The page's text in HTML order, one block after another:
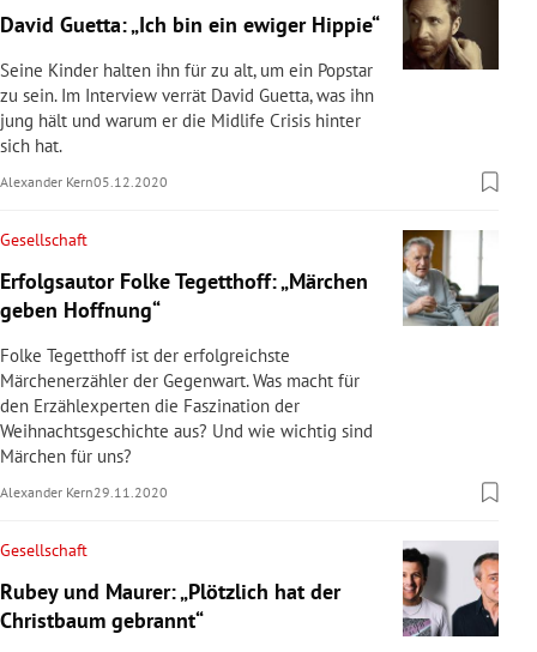
David Guetta: „Ich bin ein ewiger Hippie“
Seine Kinder halten ihn für zu alt, um ein Popstar
zu sein. Im Interview verrät David Guetta, was ihn
jung hält und warum er die Midlife Crisis hinter
sich hat.
Alexander Kern05.12.2020
Gesellschaft
Erfolgsautor Folke Tegetthoff: „Märchen
geben Hoffnung“
Folke Tegetthoff ist der erfolgreichste
Märchenerzähler der Gegenwart. Was macht für
den Erzählexperten die Faszination der
Weihnachtsgeschichte aus? Und wie wichtig sind
Märchen für uns?
Alexander Kern29.11.2020
Gesellschaft
Rubey und Maurer: „Plötzlich hat der
Christbaum gebrannt“